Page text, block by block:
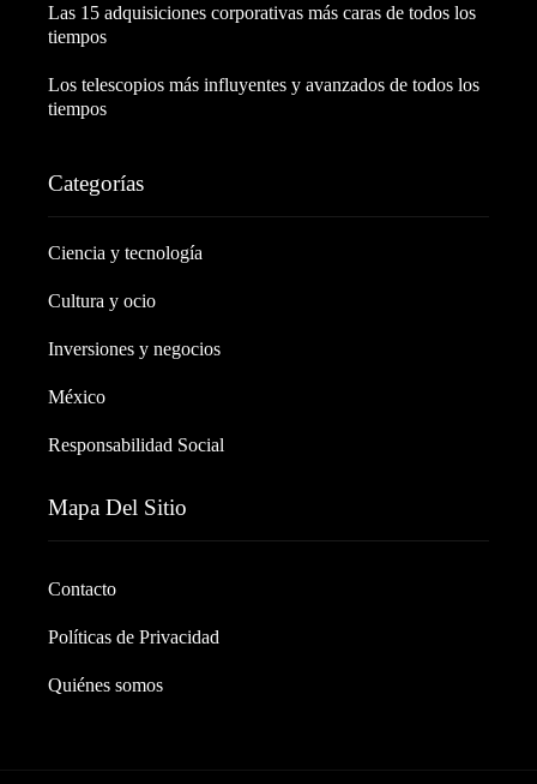
Las 15 adquisiciones corporativas más caras de todos los
tiempos
Los telescopios más influyentes y avanzados de todos los
tiempos
Categorías
Ciencia y tecnología
Cultura y ocio
Inversiones y negocios
México
Responsabilidad Social
Mapa Del Sitio
Contacto
Políticas de Privacidad
Quiénes somos